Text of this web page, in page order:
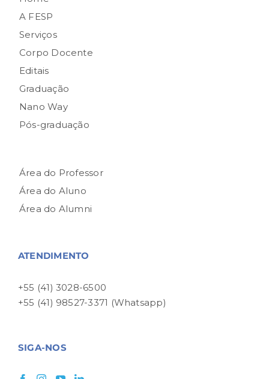
A FESP
Serviços
Corpo Docente
Editais
Graduação
Nano Way
Pós-graduação
Área do Professor
Área do Aluno
Área do Alumni
ATENDIMENTO
+55 (41) 3028-6500
+55 (41) 98527-3371 (Whatsapp)
SIGA-NOS